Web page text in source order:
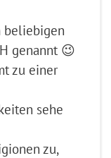
beliebigen
genannt 😉
zu einer
sehe
zu,